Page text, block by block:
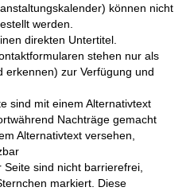
können nicht
werden.
direkten Untertitel.
stehen nur als
erkennen) zur Verfügung und
sind mit einem Alternativtext
Nachträge gemacht
Alternativtext versehen,
sind nicht barrierefrei,
markiert. Diese